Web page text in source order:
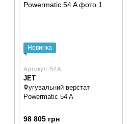
Новинка
Артикул: 54A
JET
Фугувальний верстат
Powermatic 54 A
98 805 грн